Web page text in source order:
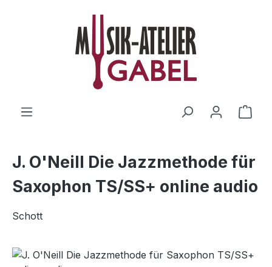
Zum Hauptinhalt springen
J. O'Neill Die Jazzmethode für
Saxophon TS/SS+ online audio
Schott